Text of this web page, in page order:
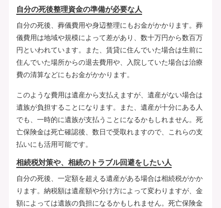
自分の死後整理資金の準備が必要な人
自分の死後、葬儀費用や身辺整理にもお金がかかります。葬
儀費用は地域や規模によって差があり、数十万円から数百万
円といわれています。また、賃貸に住んでいた場合は生前に
住んでいた場所からの退去費用や、入院していた場合は治療
費の清算などにもお金がかかります。
このような費用は遺産から支払えますが、遺産がない場合は
遺族が負担することになります。また、遺産が十分にある人
でも、一時的に遺族が支払うことになるかもしれません。死
亡保険金は死亡確認後、数日で受取れますので、これらの支
払いにも活用可能です。
相続税対策や、相続のトラブル回避をしたい人
自分の死後、一定額を超える遺産がある場合は相続税がかか
ります。納税額は遺産額や分け方によって変わりますが、金
額によっては遺族の負担になるかもしれません。死亡保険金